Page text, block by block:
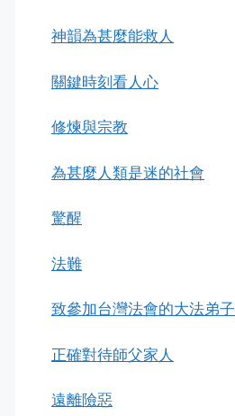
神韻為甚麼能救人
關鍵時刻看人心
修煉與宗教
為甚麼人類是迷的社會
驚醒
法難
致參加台灣法會的大法弟子
正確對待師父家人
遠離險惡